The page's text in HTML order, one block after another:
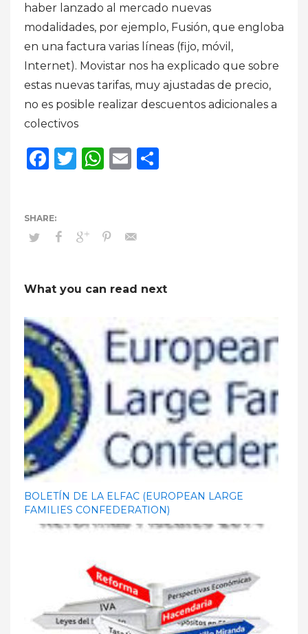
haber lanzado al mercado nuevas
modalidades, por ejemplo, Fusión, que engloba
en una factura varias líneas (fijo, móvil,
Internet). Movistar nos ha explicado que sobre
estas nuevas tarifas, muy ajustadas de precio,
no es posible realizar descuentos adicionales a
colectivos
Facebook
Twitter
WhatsApp
Email
What you can read next
BOLETÍN DE LA ELFAC (EUROPEAN LARGE
FAMILIES CONFEDERATION)